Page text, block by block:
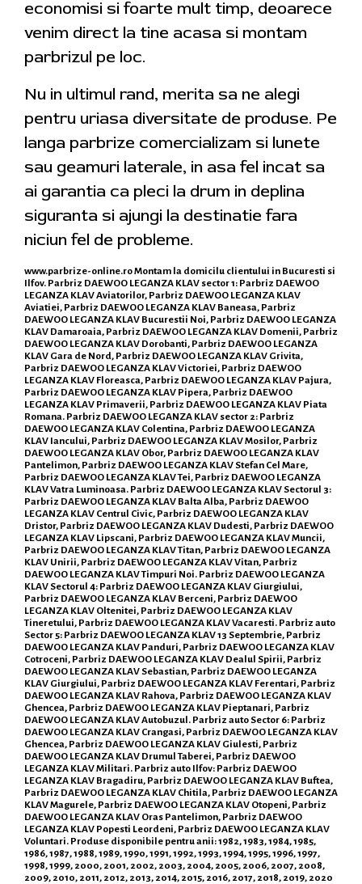
economisi si foarte mult timp, deoarece
venim direct la tine acasa si montam
parbrizul pe loc.
Nu in ultimul rand, merita sa ne alegi
pentru uriasa diversitate de produse. Pe
langa parbrize comercializam si lunete
sau geamuri laterale, in asa fel incat sa
ai garantia ca pleci la drum in deplina
siguranta si ajungi la destinatie fara
niciun fel de probleme.
www.parbrize-online.roMontam la domicilu clientului in Bucuresti si
Ilfov. Parbriz DAEWOO LEGANZA KLAV sector 1: Parbriz DAEWOO
LEGANZA KLAV Aviatorilor, Parbriz DAEWOO LEGANZA KLAV
Aviatiei, Parbriz DAEWOO LEGANZA KLAV Baneasa, Parbriz
DAEWOO LEGANZA KLAV Bucurestii Noi, Parbriz DAEWOO LEGANZA
KLAV Damaroaia, Parbriz DAEWOO LEGANZA KLAV Domenii, Parbriz
DAEWOO LEGANZA KLAV Dorobanti, Parbriz DAEWOO LEGANZA
KLAV Gara de Nord, Parbriz DAEWOO LEGANZA KLAV Grivita,
Parbriz DAEWOO LEGANZA KLAV Victoriei, Parbriz DAEWOO
LEGANZA KLAV Floreasca, Parbriz DAEWOO LEGANZA KLAV Pajura,
Parbriz DAEWOO LEGANZA KLAV Pipera, Parbriz DAEWOO
LEGANZA KLAV Primaverii, Parbriz DAEWOO LEGANZA KLAV Piata
Romana. Parbriz DAEWOO LEGANZA KLAV sector 2: Parbriz
DAEWOO LEGANZA KLAV Colentina, Parbriz DAEWOO LEGANZA
KLAV Iancului, Parbriz DAEWOO LEGANZA KLAV Mosilor, Parbriz
DAEWOO LEGANZA KLAV Obor, Parbriz DAEWOO LEGANZA KLAV
Pantelimon, Parbriz DAEWOO LEGANZA KLAV Stefan Cel Mare,
Parbriz DAEWOO LEGANZA KLAV Tei, Parbriz DAEWOO LEGANZA
KLAV Vatra Luminoasa. Parbriz DAEWOO LEGANZA KLAV Sectorul 3:
Parbriz DAEWOO LEGANZA KLAV Balta Alba, Parbriz DAEWOO
LEGANZA KLAV Centrul Civic, Parbriz DAEWOO LEGANZA KLAV
Dristor, Parbriz DAEWOO LEGANZA KLAV Dudesti, Parbriz DAEWOO
LEGANZA KLAV Lipscani, Parbriz DAEWOO LEGANZA KLAV Muncii,
Parbriz DAEWOO LEGANZA KLAV Titan, Parbriz DAEWOO LEGANZA
KLAV Unirii, Parbriz DAEWOO LEGANZA KLAV Vitan, Parbriz
DAEWOO LEGANZA KLAV Timpuri Noi. Parbriz DAEWOO LEGANZA
KLAV Sectorul 4: Parbriz DAEWOO LEGANZA KLAV Giurgiului,
Parbriz DAEWOO LEGANZA KLAV Berceni, Parbriz DAEWOO
LEGANZA KLAV Oltenitei, Parbriz DAEWOO LEGANZA KLAV
Tineretului, Parbriz DAEWOO LEGANZA KLAV Vacaresti. Parbriz auto
Sector 5: Parbriz DAEWOO LEGANZA KLAV 13 Septembrie, Parbriz
DAEWOO LEGANZA KLAV Panduri, Parbriz DAEWOO LEGANZA KLAV
Cotroceni, Parbriz DAEWOO LEGANZA KLAV Dealul Spirii, Parbriz
DAEWOO LEGANZA KLAV Sebastian, Parbriz DAEWOO LEGANZA
KLAV Giurgiului, Parbriz DAEWOO LEGANZA KLAV Ferentari, Parbriz
DAEWOO LEGANZA KLAV Rahova, Parbriz DAEWOO LEGANZA KLAV
Ghencea, Parbriz DAEWOO LEGANZA KLAV Pieptanari, Parbriz
DAEWOO LEGANZA KLAV Autobuzul. Parbriz auto Sector 6: Parbriz
DAEWOO LEGANZA KLAV Crangasi, Parbriz DAEWOO LEGANZA KLAV
Ghencea, Parbriz DAEWOO LEGANZA KLAV Giulesti, Parbriz
DAEWOO LEGANZA KLAV Drumul Taberei, Parbriz DAEWOO
LEGANZA KLAV Militari. Parbriz auto Ilfov: Parbriz DAEWOO
LEGANZA KLAV Bragadiru, Parbriz DAEWOO LEGANZA KLAV Buftea,
Parbriz DAEWOO LEGANZA KLAV Chitila, Parbriz DAEWOO LEGANZA
KLAV Magurele, Parbriz DAEWOO LEGANZA KLAV Otopeni, Parbriz
DAEWOO LEGANZA KLAV Oras Pantelimon, Parbriz DAEWOO
LEGANZA KLAV Popesti Leordeni, Parbriz DAEWOO LEGANZA KLAV
Voluntari. Produse disponibile pentru anii: 1982, 1983, 1984, 1985,
1986, 1987, 1988, 1989, 1990, 1991, 1992, 1993, 1994, 1995, 1996, 1997,
1998, 1999, 2000, 2001, 2002, 2003, 2004, 2005, 2006, 2007, 2008,
2009, 2010, 2011, 2012, 2013, 2014, 2015, 2016, 2017, 2018, 2019, 2020